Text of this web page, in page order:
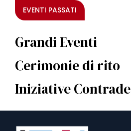
EVENTI PASSATI
Grandi Eventi
Cerimonie di rito
Iniziative Contrade